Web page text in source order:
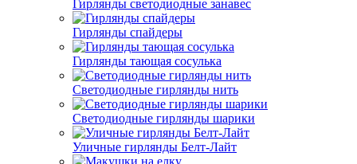
Гирлянды светодиодные занавес
Гирлянды спайдеры
Гирлянды тающая сосулька
Светодиодные гирлянды нить
Светодиодные гирлянды шарики
Уличные гирлянды Белт-Лайт